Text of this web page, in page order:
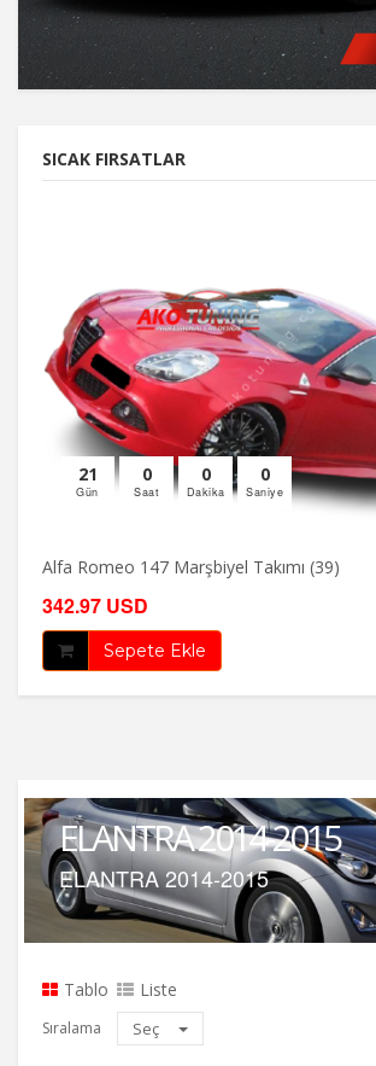
SICAK FIRSATLAR
21
Gün
0
Saat
0
Dakika
0
Saniye
Alfa Romeo 147 Marşbiyel Takımı (39)
342.97 USD
Sepete Ekle
ELANTRA 2014-2015
ELANTRA 2014-2015
Tablo Liste
Sıralama Seç